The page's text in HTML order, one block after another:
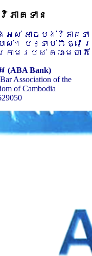
ាគទាន
ងអស់ អាចបង់វិភាគ
បាស់។ បន្ទាប់ពី ធ្
រាមរបស់ គណៈមេធាវី
(ABA Bank)
Association of the